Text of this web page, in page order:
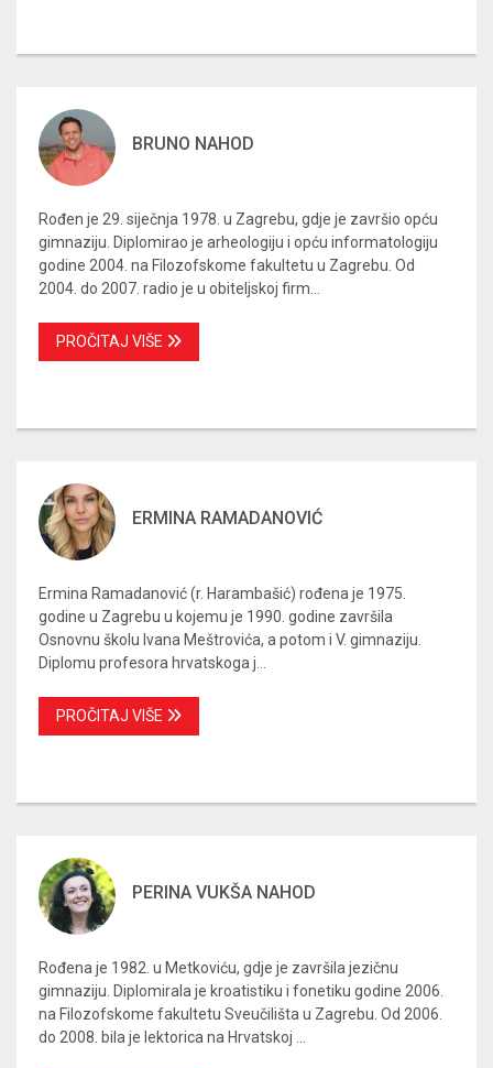
BRUNO NAHOD
Rođen je 29. siječnja 1978. u Zagrebu, gdje je završio opću
gimnaziju. Diplomirao je arheologiju i opću informatologiju
godine 2004. na Filozofskome fakultetu u Zagrebu. Od
2004. do 2007. radio je u obiteljskoj firm...
PROČITAJ VIŠE
ERMINA RAMADANOVIĆ
Ermina Ramadanović (r. Harambašić) rođena je 1975.
godine u Zagrebu u kojemu je 1990. godine završila
Osnovnu školu Ivana Meštrovića, a potom i V. gimnaziju.
Diplomu profesora hrvatskoga j...
PROČITAJ VIŠE
PERINA VUKŠA NAHOD
Rođena je 1982. u Metkoviću, gdje je završila jezičnu
gimnaziju. Diplomirala je kroatistiku i fonetiku godine 2006.
na Filozofskome fakultetu Sveučilišta u Zagrebu. Od 2006.
do 2008. bila je lektorica na Hrvatskoj ...